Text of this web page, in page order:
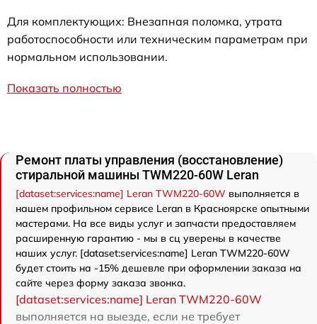
Для комплектующих: Внезапная поломка, утрата
работоспособности или техническим параметрам при
нормальном использовании.
Показать полностью
Ремонт платы управления (восстановление)
стиральной машины TWM220-60W Leran
[dataset:services:name] Leran TWM220-60W выполняется в
нашем профильном сервисе Leran в Красноярске опытными
мастерами. На все виды услуг и запчасти предоставляем
расширенную гарантию - мы в сц уверены в качестве
наших услуг. [dataset:services:name] Leran TWM220-60W
будет стоить на -15% дешевле при оформлении заказа на
сайте через форму заказа звонка.
[dataset:services:name] Leran TWM220-60W
выполняется на выезде, если не требует